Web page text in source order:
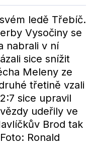
ledě Třebíč.
Vysočiny se
nabrali v ní
sice snížit
Meleny ze
třetině vzali
sice upravil
udeřily ve
Brod tak
Ronald